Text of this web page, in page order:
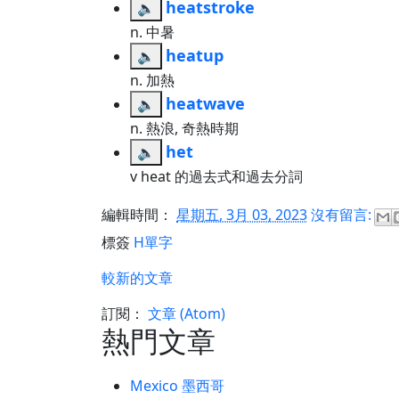
🔈 heatstroke
n. 中暑
🔈
heatup
n. 加熱
🔈
heatwave
n. 熱浪, 奇熱時期
🔈
het
v heat 的過去式和過去分詞
編輯時間： 星期五, 3月 03, 2023沒有留言:
標簽 H單字
較新的文章
訂閱： 文章 (Atom)
熱門文章
Mexico 墨西哥